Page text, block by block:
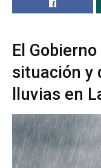
El
situación y
lluvias en